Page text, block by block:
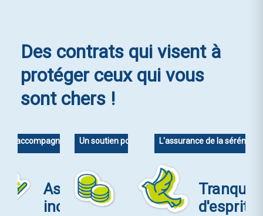
Des contrats qui visent à
protéger ceux qui vous
sont chers !
Un accompagnement dédié
Assistances
incluses
Un soutien pour vos proches
Soutien
financier
L'assurance de la sérénité
d'esprit